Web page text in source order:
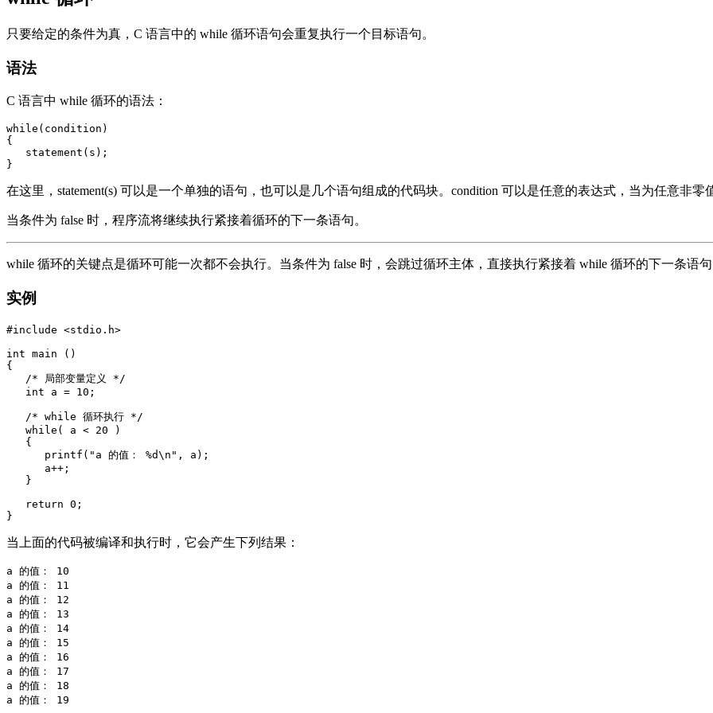
只要给定的条件为真，C 语言中的 while 循环语句会重复执行一个目标语句。
语法
C 语言中 while 循环的语法：
while(condition)
{
   statement(s);
在这里，statement(s) 可以是一个单独的语句，也可以是几个语句组成的代码块。condition 可以是任意的表达式，当为任意非零
当条件为 false 时，程序流将继续执行紧接着循环的下一条语句。
while 循环的关键点是循环可能一次都不会执行。当条件为 false 时，会跳过循环主体，直接执行紧接着 while 循环的下一条语
实例
#include <stdio.h>
int main ()
{
   /* 局部变量定义 */
   int a = 10;
   /* while 循环执行 */
   while( a < 20 )
   {
      printf("a 的值： %d\n", a);
      a++;
   }
   return 0;
当上面的代码被编译和执行时，它会产生下列结果：
a 的值： 10
a 的值： 11
a 的值： 12
a 的值： 13
a 的值： 14
a 的值： 15
a 的值： 16
a 的值： 17
a 的值： 18